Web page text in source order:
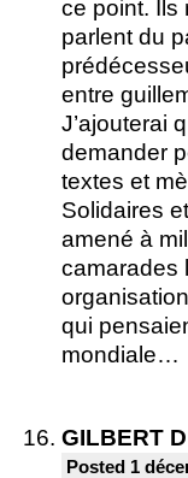
ce point. Ils
parlent du
entre
J’ajouterai
demander
textes et
Solidaires
amené à
camarades
qui
mondiale…
GILBERT
Posted 1